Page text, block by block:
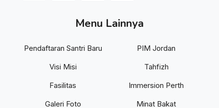
Menu Lainnya
Pendaftaran Santri Baru
Visi Misi
Fasilitas
Galeri Foto
PIM Jordan
Tahfizh
Immersion Perth
Minat Bakat